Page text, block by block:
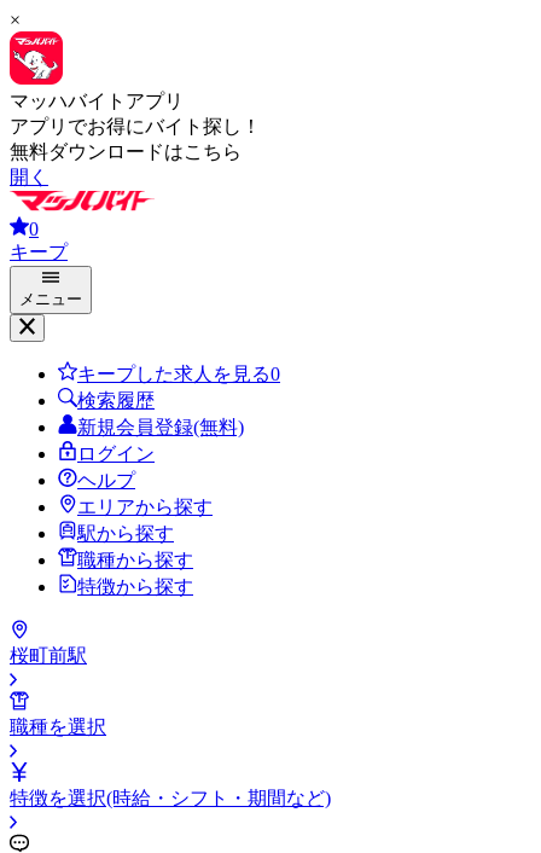
×
マッハバイトアプリ
アプリでお得にバイト探し！
無料ダウンロードはこちら
開く
0
キープ
メニュー
キープした求人を見る0
検索履歴
新規会員登録(無料)
ログイン
ヘルプ
エリアから探す
駅から探す
職種から探す
特徴から探す
桜町前駅
職種を選択
特徴を選択(時給・シフト・期間など)